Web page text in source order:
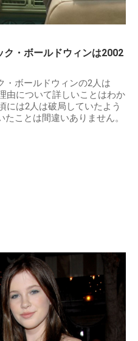
ク・ボールドウィンは2002
・ボールドウィンの2人は
由について詳しいことはわか
には2人は破局していたよう
ことは間違いありません。